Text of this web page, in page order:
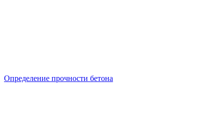
Определение прочности бетона